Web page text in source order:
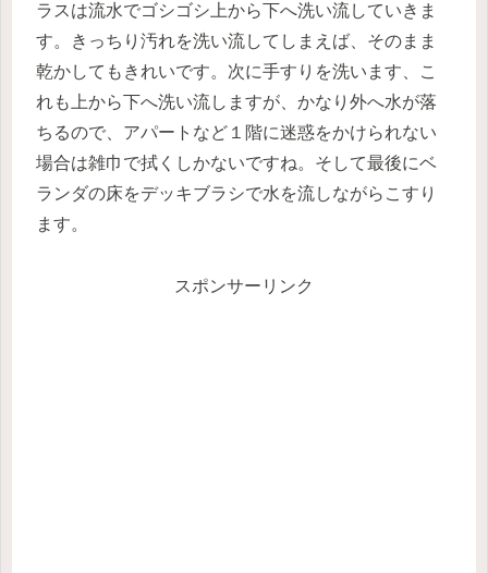
ラスは流水でゴシゴシ上から下へ洗い流していきま
す。きっちり汚れを洗い流してしまえば、そのまま
乾かしてもきれいです。次に手すりを洗います、こ
れも上から下へ洗い流しますが、かなり外へ水が落
ちるので、アパートなど１階に迷惑をかけられない
場合は雑巾で拭くしかないですね。そして最後にベ
ランダの床をデッキブラシで水を流しながらこすり
ます。
スポンサーリンク